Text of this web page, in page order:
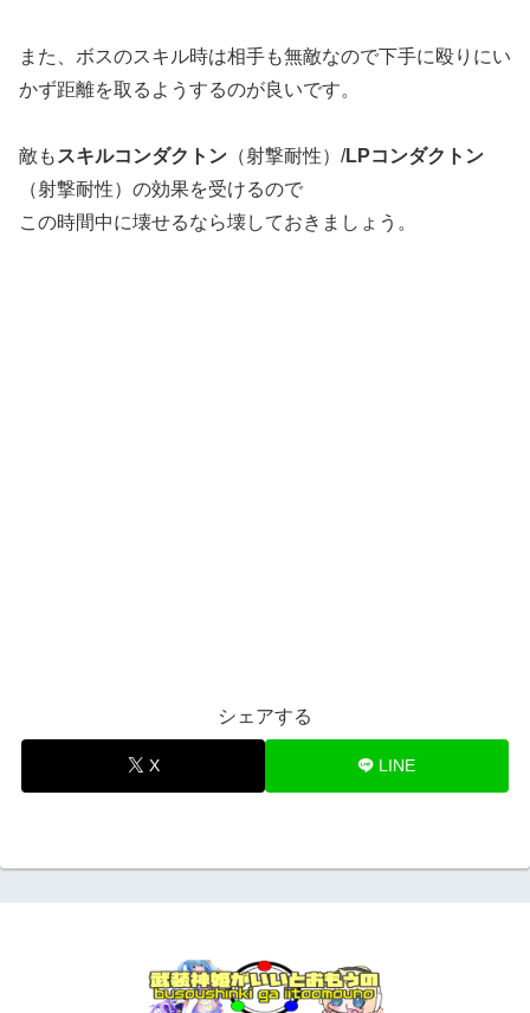
また、ボスのスキル時は相手も無敵なので下手に殴りにい
かず距離を取るようするのが良いです。
敵も スキルコンダクトン （射撃耐性）/LPコンダクトン
（射撃耐性）の効果を受けるので
この時間中に壊せるなら壊しておきましょう。
シェアする
X LINE